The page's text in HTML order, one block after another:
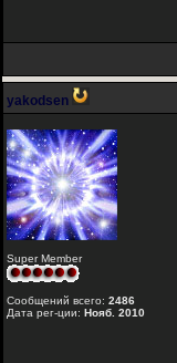
yakodsen
Super Member
Сообщений всего: 2486
Дата рег-ции: Нояб. 2010